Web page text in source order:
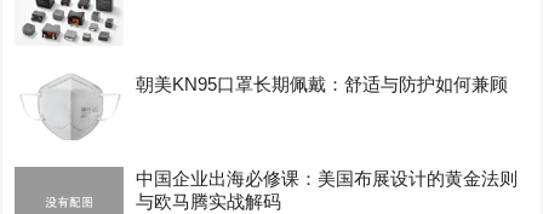
朝美KN95口罩长期佩戴：舒适与防护如何兼顾
中国企业出海必修课：美国布展设计的黄金法则
与欧马腾实战解码